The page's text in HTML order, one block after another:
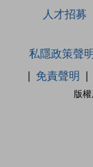
人才招募
版
私隱政策聲
免責聲明